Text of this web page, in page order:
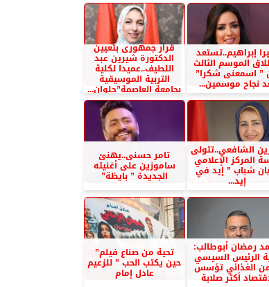
إبراهيم..تستعد
الموسم الثالث
” اسمعنى شكرا”
نجاح موسمين...
قرار جمهورى بتعيين
الدكتورة شيرين عبد
اللطيف..عميدا لكلية
التربية الموسيقية
بجامعة العاصمة”حلوان...
الشافعي..تتولى
المركز الإعلامي
شباب ” إيد في
إيد...
تامر حسنى..يهنئ
ساموزين على أغنيته
الجديدة ” بايظة”
رمضان أبوطالب:
الرئيس السيسي
الغذائي تؤسس
أكثر صلابة
تحية من صناع فيلم”
حين يكتب الحب ” للزعيم
عادل إمام